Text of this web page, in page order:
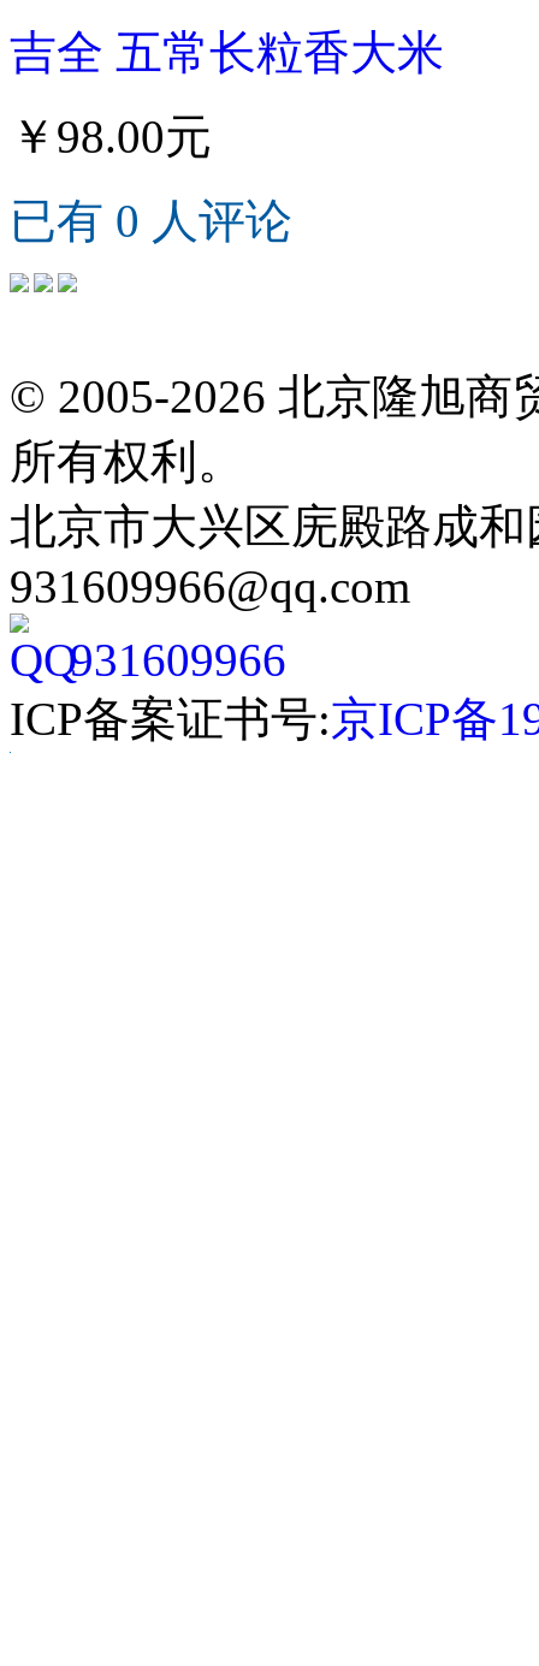
吉全 五常长粒香大米
￥98.00元
已有 0 人评论
© 2005-2026 北京隆旭
所有权利。
北京市大兴区庑殿路成和
931609966@qq.com
931609966
ICP备案证书号:京ICP备